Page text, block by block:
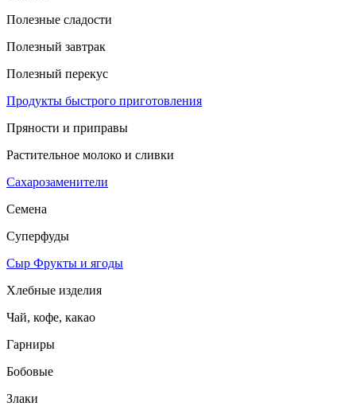
Полезные сладости
Полезный завтрак
Полезный перекус
Продукты быстрого приготовления
Пряности и приправы
Растительное молоко и сливки
Сахарозаменители
Семена
Суперфуды
Сыр Фрукты и ягоды
Хлебные изделия
Чай, кофе, какао
Гарниры
Бобовые
Злаки